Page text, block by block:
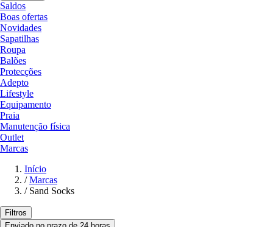
Saldos
Boas ofertas
Novidades
Sapatilhas
Roupa
Balões
Protecções
Adepto
Lifestyle
Equipamento
Praia
Manutenção física
Outlet
Marcas
Início
/ Marcas
/ Sand Socks
Filtros